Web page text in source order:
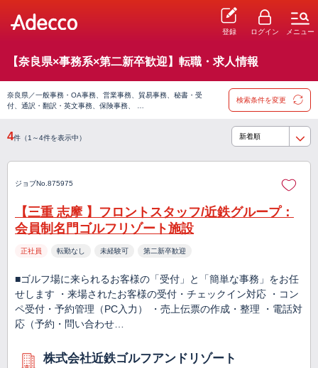
登録 ログイン メニュー
【奈良県×事務系×第二新卒歓迎】転職・求人情報
奈良県／一般事務・OA事務、営業事務、貿易事務、秘書・受
付、通訳・翻訳・英文事務、保険事務、 …
検索条件を変更
4件（1～4件を表示中）
ジョブNo.875975
【三重 志摩 】フロントスタッフ/近鉄グループ：
会員制名門ゴルフリゾート施設
正社員 転勤なし 未経験可 第二新卒歓迎
■ゴルフ場に来られるお客様の「受付」と「簡単な事務」をお任
せします ・来場されたお客様の受付・チェックイン対応 ・コン
ペ受付・予約管理（PC入力） ・売上伝票の作成・整理 ・電話対
応（予約・問い合わせ…
株式会社近鉄ゴルフアンドリゾート